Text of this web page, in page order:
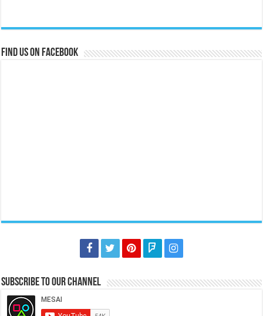
Find us on Facebook
Subscribe to our Channel